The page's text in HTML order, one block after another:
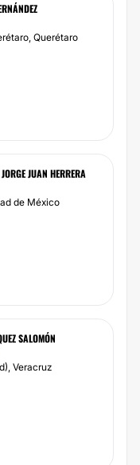
Querétaro
JUAN HERRERA
de México
SALOMÓN
Veracruz